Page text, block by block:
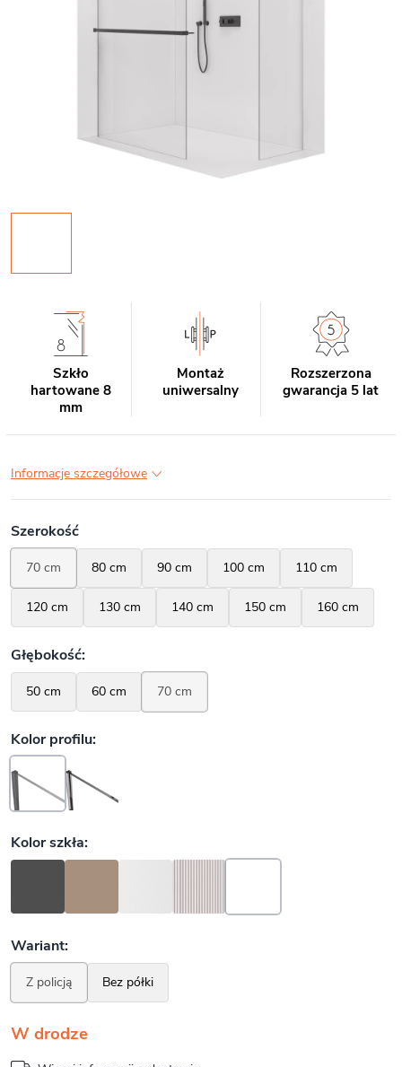
Szkło
hartowane 8
mm
Montaż
uniwersalny
Rozszerzona
gwarancja 5 lat
Informacje szczegółowe
W drodze